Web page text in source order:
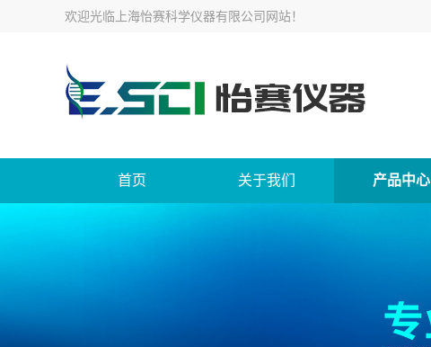
欢迎光临 上海怡赛科学仪器有限公司网站！
首页 关于我们 产品中心